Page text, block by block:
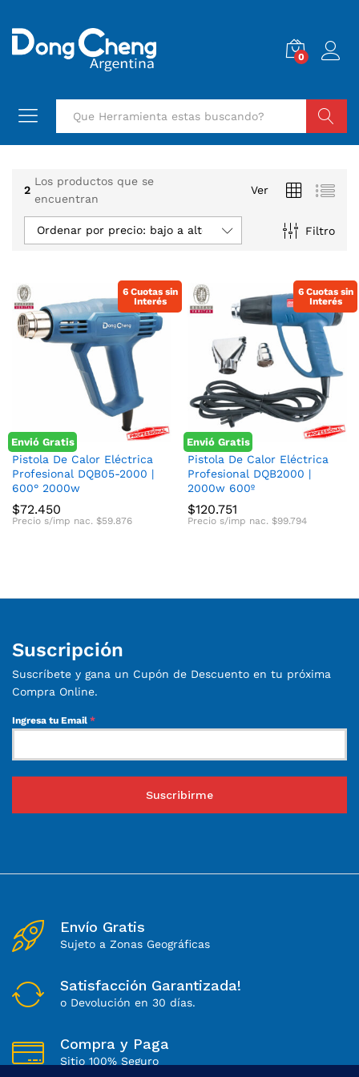
0
2
Los productos que se
encuentran
Ver
Filtro
Ordenar por precio: bajo a alto
6 Cuotas sin
Interés
Envió Gratis
Pistola De Calor Eléctrica
Profesional DQB05-2000 |
600° 2000w
$72.450
Precio s/imp nac. $59.876
6 Cuotas sin
Interés
Envió Gratis
Pistola De Calor Eléctrica
Profesional DQB2000 |
2000w 600º
$120.751
Precio s/imp nac. $99.794
Suscripción
Suscríbete y gana un Cupón de Descuento en tu próxima
Compra Online.
Ingresa tu Email *
Suscribirme
Envío Gratis
Sujeto a Zonas Geográficas
Satisfacción Garantizada!
o Devolución en 30 días.
Compra y Paga
Sitio 100% Seguro